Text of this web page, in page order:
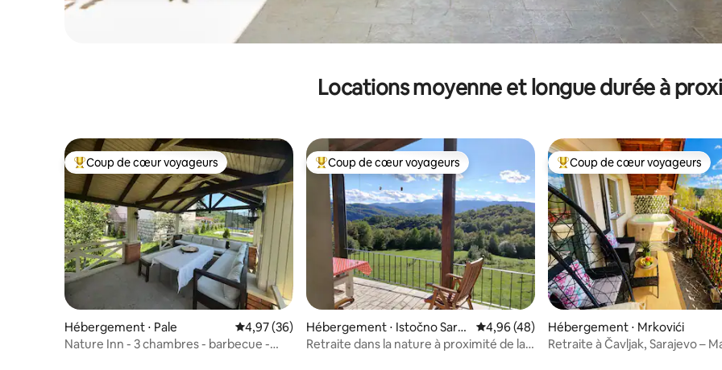
Locations moyenne et longue durée à
Coups de cœur voyageurs les plus appréciés
Coup de cœur voyageurs
Hébergement ⋅ Pale Évaluation moyenne sur la base de 36 commentaires : 4,97 sur 5
4,97 (36)
Nature Inn - 3 chambres - barbecue -
Coups de cœur voyageurs les plus appréciés
Coup de cœur voyageurs
Hébergement ⋅ Istočno Saraj
evo
Évaluation moyenne sur la base de 48
4,96 (48)
Retraite dans la nature à proximité de la
Coups de cœur voyageurs les
Coup de cœur voyageurs
Hébergement ⋅ Mrkovići
Retraite à Čavljak, Sarajevo –